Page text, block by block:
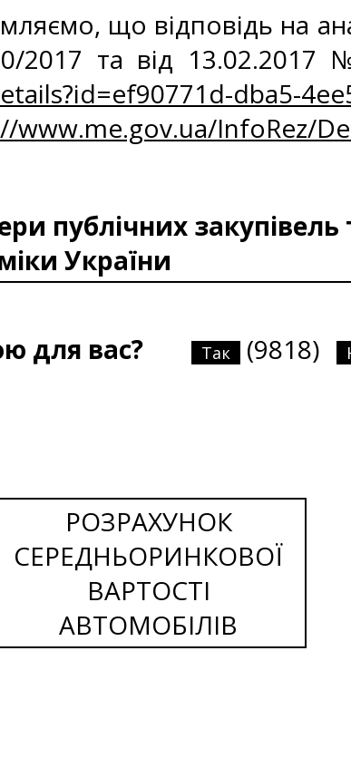
що відповідь на
2017 та від 13.02.2017
dba5-
www.me.gov.ua/InfoRez/
публічних закупівель
України
для вас?
Так (9818)
РОЗРАХУНОК
СЕРЕДНЬОРИНКОВОЇ
ВАРТОСТІ
АВТОМОБІЛІВ